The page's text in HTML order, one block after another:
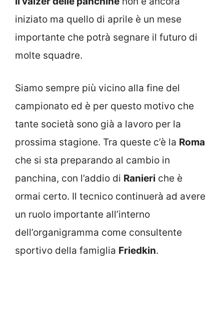
iniziato ma quello di aprile è un mese
importante che potrà segnare il futuro di
molte squadre.
Siamo sempre più vicino alla fine del
campionato ed è per questo motivo che
tante società sono già a lavoro per la
prossima stagione. Tra queste c’è la Roma
che si sta preparando al cambio in
panchina, con l’addio di Ranieri che è
ormai certo. Il tecnico continuerà ad avere
un ruolo importante all’interno
dell’organigramma come consultente
sportivo della famiglia Friedkin.